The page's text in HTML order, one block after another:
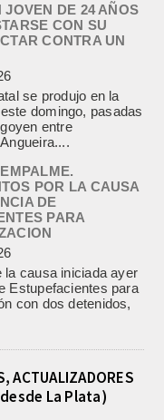
JOVEN DE 24 AÑOS
CON SU
CONTRA UN
se produjo en la
domingo, pasadas
entre
POR LA CAUSA
DE
PARA
la causa iniciada ayer
Estupefacientes para
con dos detenidos,
ACTUALIZADORES
La Plata)